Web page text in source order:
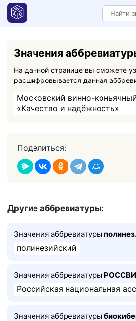
Значения
На данной странице вы сможете
Московский винно-
«Качество и надёжность»
Поделиться:
Другие аббревиатуры:
Значения аббревиатуры полинез.
полинезийский
Значения аббревиатуры
Российская национальная
Значения аббревиатуры